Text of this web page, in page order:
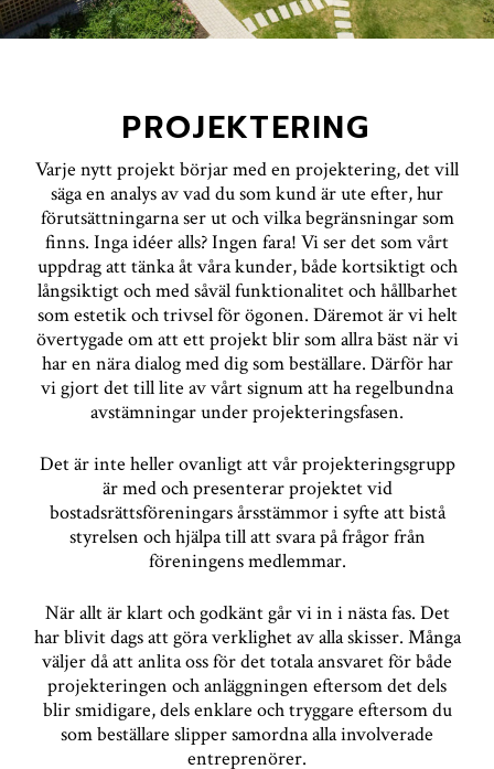
PROJEKTERING
Varje nytt projekt börjar med en projektering, det vill
säga en analys av vad du som kund är ute efter, hur
förutsättningarna ser ut och vilka begränsningar som
finns. Inga idéer alls? Ingen fara! Vi ser det som vårt
uppdrag att tänka åt våra kunder, både kortsiktigt och
långsiktigt och med såväl funktionalitet och hållbarhet
som estetik och trivsel för ögonen. Däremot är vi helt
övertygade om att ett projekt blir som allra bäst när vi
har en nära dialog med dig som beställare. Därför har
vi gjort det till lite av vårt signum att ha regelbundna
avstämningar under projekteringsfasen.
Det är inte heller ovanligt att vår projekteringsgrupp
är med och presenterar projektet vid
bostadsrättsföreningars årsstämmor i syfte att bistå
styrelsen och hjälpa till att svara på frågor från
föreningens medlemmar.
När allt är klart och godkänt går vi in i nästa fas. Det
har blivit dags att göra verklighet av alla skisser. Många
väljer då att anlita oss för det totala ansvaret för både
projekteringen och anläggningen eftersom det dels
blir smidigare, dels enklare och tryggare eftersom du
som beställare slipper samordna alla involverade
entreprenörer.